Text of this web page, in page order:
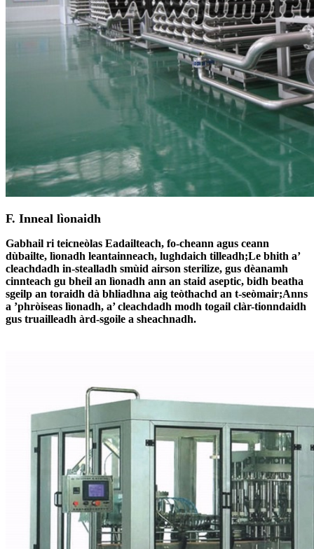
F. Inneal lìonaidh
Gabhail ri teicneòlas Eadailteach, fo-cheann agus ceann
dùbailte, lìonadh leantainneach, lughdaich tilleadh;Le bhith a’
cleachdadh in-stealladh smùid airson sterilize, gus dèanamh
cinnteach gu bheil an lìonadh ann an staid aseptic, bidh beatha
sgeilp an toraidh dà bhliadhna aig teòthachd an t-seòmair;Anns
a ’phròiseas lìonadh, a’ cleachdadh modh togail clàr-tionndaidh
gus truailleadh àrd-sgoile a sheachnadh.